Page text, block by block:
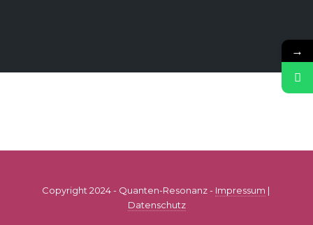
Copyright 2024 - Quanten-Resonanz - Impressum |
Datenschutz
→